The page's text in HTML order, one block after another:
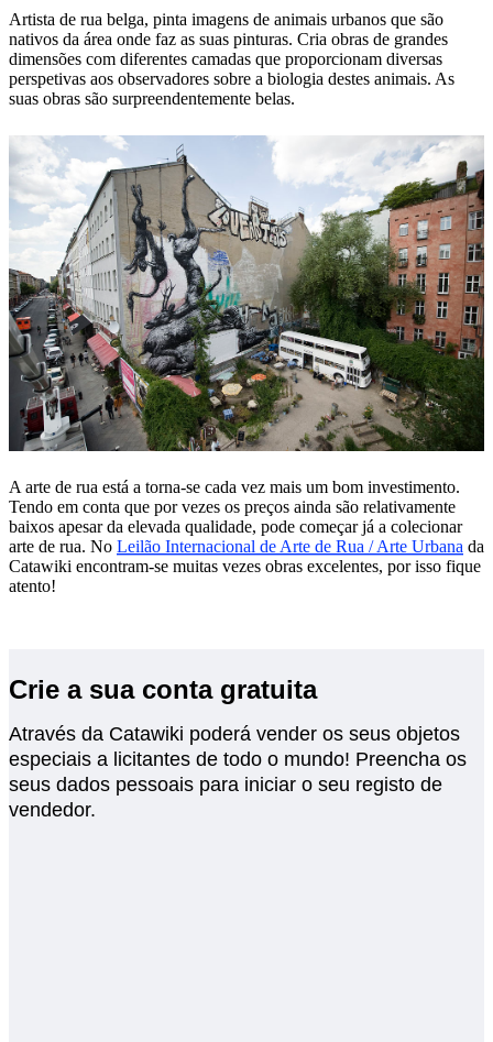
Artista de rua belga, pinta imagens de animais urbanos que são
nativos da área onde faz as suas pinturas. Cria obras de grandes
dimensões com diferentes camadas que proporcionam diversas
perspetivas aos observadores sobre a biologia destes animais. As
suas obras são surpreendentemente belas.
A arte de rua está a torna-se cada vez mais um bom investimento.
Tendo em conta que por vezes os preços ainda são relativamente
baixos apesar da elevada qualidade, pode começar já a colecionar
arte de rua. No Leilão Internacional de Arte de Rua / Arte Urbana da
Catawiki encontram-se muitas vezes obras excelentes, por isso fique
atento!
Crie a sua conta gratuita
Através da Catawiki poderá vender os seus objetos
especiais a licitantes de todo o mundo! Preencha os
seus dados pessoais para iniciar o seu registo de
vendedor.